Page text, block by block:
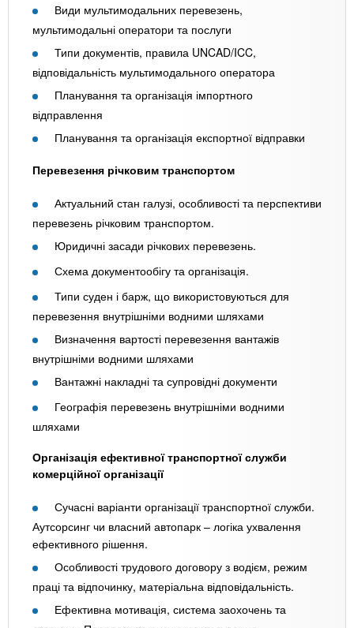
Види мультимодальних перевезень,
мультимодальні оператори та послуги
Типи документів, правила UNCAD/ICC,
відповідальність мультимодального оператора
Планування та організація імпортного
відправлення
Планування та організація експортної відправки
Перевезення річковим транспортом
Актуальний стан галузі, особливості та перспективи
перевезень річковим транспортом.
Юридичні засади річкових перевезень.
Схема документообігу та організація.
Типи суден і барж, що використовуються для
перевезення внутрішніми водними шляхами
Визначення вартості перевезення вантажів
внутрішніми водними шляхами
Вантажні накладні та супровідні документи
Географія перевезень внутрішніми водними
шляхами
Організація ефективної транспортної служби
комерційної організації
Сучасні варіанти організації транспортної служби.
Аутсорсинг чи власний автопарк – логіка ухвалення
ефективного рішення.
Особливості трудового договору з водієм, режим
праці та відпочинку, матеріальна відповідальність.
Ефективна мотивація, система заохочень та